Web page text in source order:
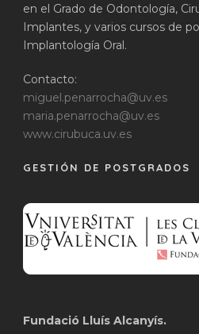
en el Grado de Odontología,
Implantes, y varios cursos de
Implantología Oral.
Contacto:
miguel.penarrocha@uv.es
maria.penarrocha@uv.es
www.cirubuca.uv.es
GESTIÓN DE POSTGRADOS
Fundació Lluís Alcanyís.